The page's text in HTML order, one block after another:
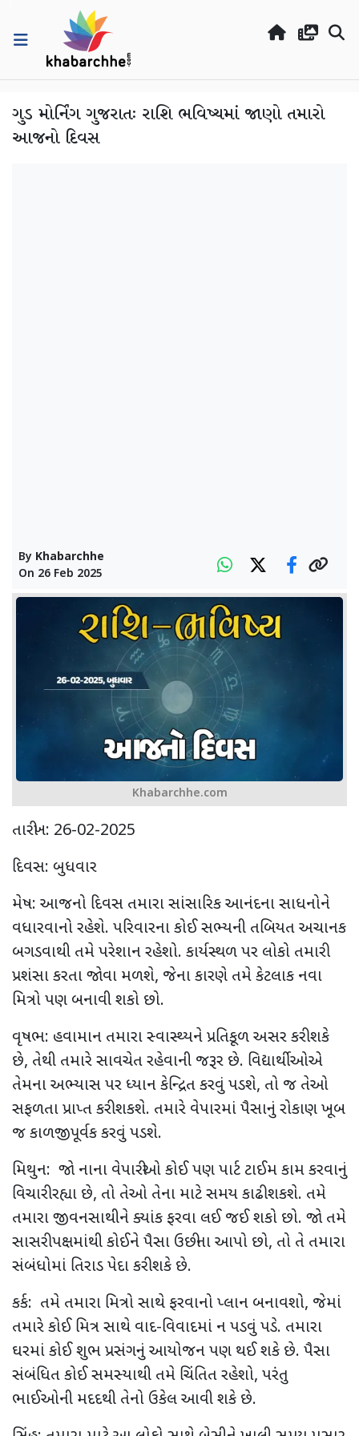
ગુડ મોર્નિંગ ગુજરાતઃ રાશિ ભવિષ્યમાં જાણો તમારો
આજનો દિવસ
By Khabarchhe
On 26 Feb 2025
Khabarchhe.com
તારીખ: 26-02-2025
દિવસ: બુધવાર
મેષ: આજનો દિવસ તમારા સાંસારિક આનંદના સાધનોને
વધારવાનો રહેશે. પરિવારના કોઈ સભ્યની તબિયત અચાનક
બગડવાથી તમે પરેશાન રહેશો. કાર્યસ્થળ પર લોકો તમારી
પ્રશંસા કરતા જોવા મળશે, જેના કારણે તમે કેટલાક નવા
મિત્રો પણ બનાવી શકો છો.
વૃષભ: હવામાન તમારા સ્વાસ્થ્યને પ્રતિકૂળ અસર કરી શકે
છે, તેથી તમારે સાવચેત રહેવાની જરૂર છે. વિદ્યાર્થીઓએ
તેમના અભ્યાસ પર ધ્યાન કેન્દ્રિત કરવું પડશે, તો જ તેઓ
સફળતા પ્રાપ્ત કરી શકશે. તમારે વેપારમાં પૈસાનું રોકાણ ખૂબ
જ કાળજીપૂર્વક કરવું પડશે.
મિથુન: જો નાના વેપારીઓ કોઈ પણ પાર્ટ ટાઈમ કામ કરવાનું
વિચારી રહ્યા છે, તો તેઓ તેના માટે સમય કાઢી શકશે. તમે
તમારા જીવનસાથીને ક્યાંક ફરવા લઈ જઈ શકો છો. જો તમે
સાસરી પક્ષમાંથી કોઈને પૈસા ઉછીના આપો છો, તો તે તમારા
સંબંધોમાં તિરાડ પેદા કરી શકે છે.
કર્ક: તમે તમારા મિત્રો સાથે ફરવાનો પ્લાન બનાવશો, જેમાં
તમારે કોઈ મિત્ર સાથે વાદ-વિવાદમાં ન પડવું પડે. તમારા
ઘરમાં કોઈ શુભ પ્રસંગનું આયોજન પણ થઈ શકે છે. પૈસા
સંબંધિત કોઈ સમસ્યાથી તમે ચિંતિત રહેશો, પરંતુ
ભાઈઓની મદદથી તેનો ઉકેલ આવી શકે છે.